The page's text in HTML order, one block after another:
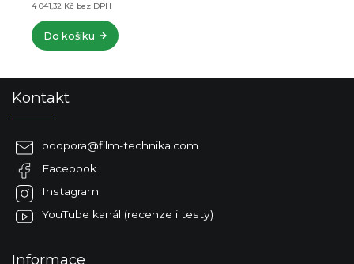
Kontakt
podpora@film-technika.com
Facebook
Instagram
YouTube kanál (recenze i testy)
Informace